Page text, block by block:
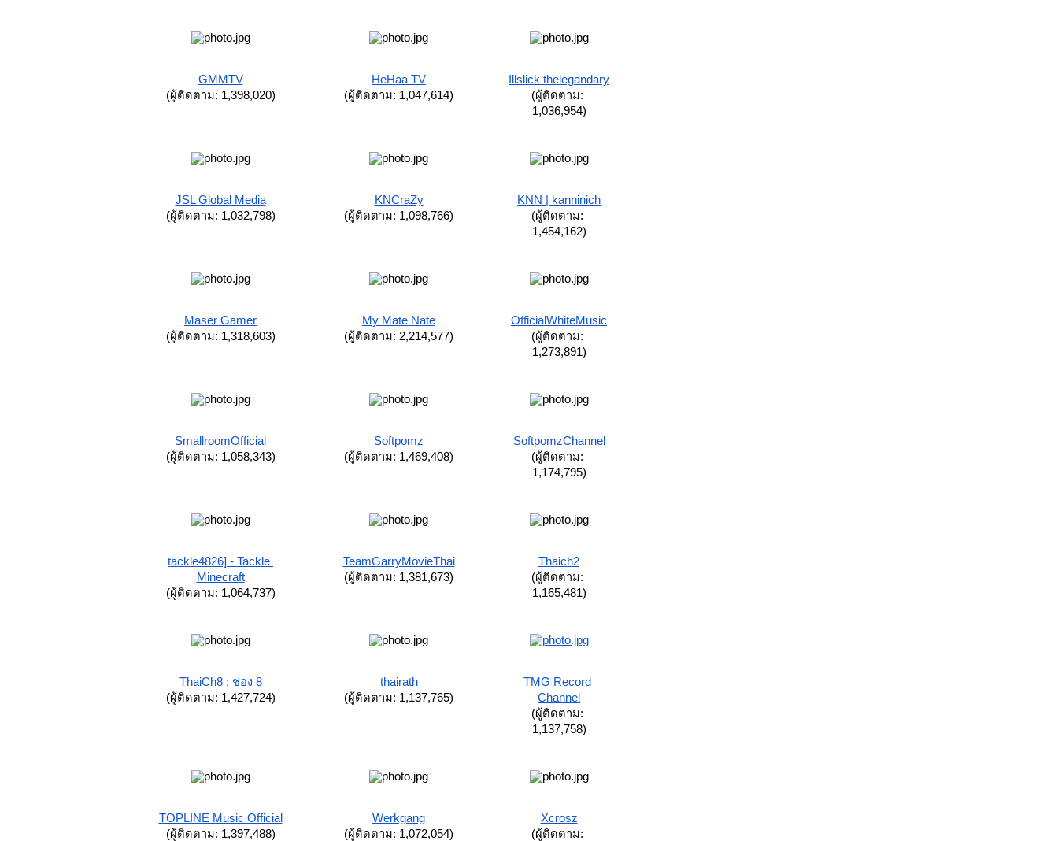
GMMTV
(ผู้ติดตาม: 1,398,020)
HeHaa TV
(ผู้ติดตาม: 1,047,614)
Illslick thelegandary
(ผู้ติดตาม:
1,036,954)
JSL Global Media
(ผู้ติดตาม: 1,032,798)
KNCraZy
(ผู้ติดตาม: 1,098,766)
KNN | kanninich
(ผู้ติดตาม:
1,454,162)
Maser Gamer
(ผู้ติดตาม: 1,318,603)
My Mate Nate
(ผู้ติดตาม: 2,214,577)
OfficialWhiteMusic
(ผู้ติดตาม:
1,273,891)
SmallroomOfficial
(ผู้ติดตาม: 1,058,343)
Softpomz
(ผู้ติดตาม: 1,469,408)
SoftpomzChannel
(ผู้ติดตาม:
1,174,795)
tackle4826] - Tackle
Minecraft
(ผู้ติดตาม: 1,064,737)
TeamGarryMovieThai
(ผู้ติดตาม: 1,381,673)
Thaich2
(ผู้ติดตาม:
1,165,481)
ThaiCh8 : ช่อง 8
(ผู้ติดตาม: 1,427,724)
thairath
(ผู้ติดตาม: 1,137,765)
TMG Record
Channel
(ผู้ติดตาม:
1,137,758)
TOPLINE Music Official
(ผู้ติดตาม: 1,397,488)
Werkgang
(ผู้ติดตาม: 1,072,054)
Xcrosz
(ผู้ติดตาม: